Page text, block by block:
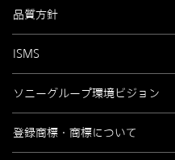
品質方針
ISMS
ソニーグループ環境ビジョン
登録商標・商標について